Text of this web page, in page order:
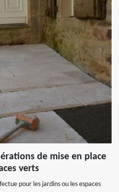
de mise en place
verts
pour les jardins ou les espaces